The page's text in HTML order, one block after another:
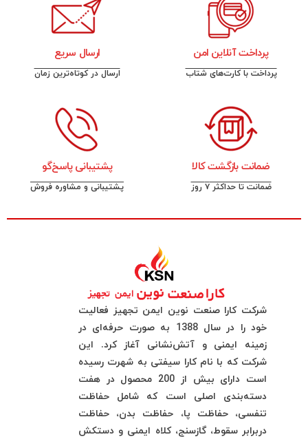
پرداخت آنلاین امن
پرداخت با کارت‌های شتاب
ارسال سریع
ارسال در کوتاه‌ترین زمان
ضمانت بازگشت کالا
ضمانت تا حداکثر ۷ روز
پشتیبانی پاسخ‌گو
پشتیبانی و مشاوره فروش
شرکت کارا صنعت نوین ایمن تجهیز فعالیت
خود را در سال 1388 به صورت حرفه‌ای در
زمینه ایمنی و آتش‌نشانی آغاز کرد. این
شرکت که با نام کارا سیفتی به شهرت رسیده
است دارای بیش از 200 محصول در هفت
دسته‌بندی اصلی است که شامل حفاظت
تنفسی، حفاظت پا، حفاظت بدن، حفاظت
دربرابر سقوط، گازسنج، کلاه ایمنی و دستکش